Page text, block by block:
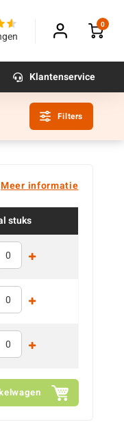
0
Klantenservice
Filters
Meer informatie
stuks